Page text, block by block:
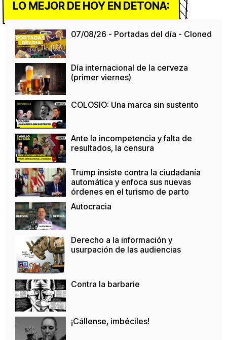
LO MEJOR DE HOY EN DETONA:
07/08/26 - Portadas del día - Cloned
Día internacional de la cerveza
(primer viernes)
COLOSIO: Una marca sin sustento
Ante la incompetencia y falta de
resultados, la censura
Trump insiste contra la ciudadanía
automática y enfoca sus nuevas
órdenes en el turismo de parto
Autocracia
Derecho a la información y
usurpación de las audiencias
Contra la barbarie
¡Cállense, imbéciles!